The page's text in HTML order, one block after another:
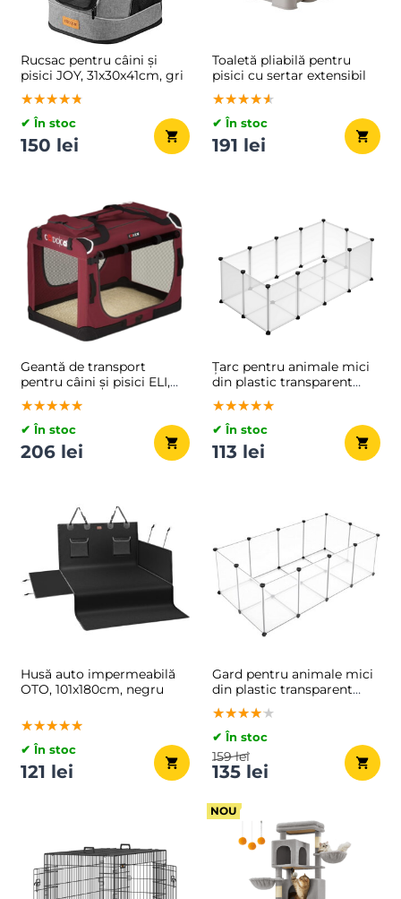
Rucsac pentru câini și
pisici JOY, 31x30x41cm, gri
★★★★★
★★★★★
★★★★★
✔ În stoc
150 lei
Toaletă pliabilă pentru
pisici cu sertar extensibil
★★★★★
★★★★★
★★★★★
✔ În stoc
191 lei
Geantă de transport
pentru câini și pisici ELI,
60x42x42cm, roșu închis
★★★★★
★★★★★
★★★★★
✔ În stoc
206 lei
Țarc pentru animale mici
din plastic transparent
BEN, 125x63x42 cm,
transparent
★★★★★
★★★★★
★★★★★
✔ În stoc
113 lei
Husă auto impermeabilă
OTO, 101x180cm, negru
★★★★★
★★★★★
★★★★★
✔ În stoc
121 lei
Gard pentru animale mici
din plastic transparent
BEN, 143x71x47cm,
transparent
★★★★★
★★★★★
★★★★★
✔ În stoc
135 lei
159 lei
NOU